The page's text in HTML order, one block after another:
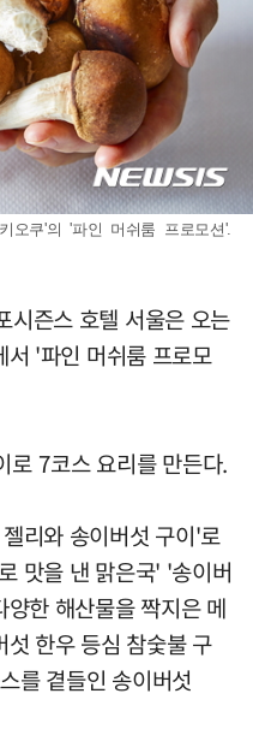
오쿠'의 '파인 머쉬룸 프로모션'.
즌스 호텔 서울은 오는
'파인 머쉬룸 프로모
로 7코스 요리를 만든다.
리와 송이버섯 구이'로
맛을 낸 맑은국' '송이버
한 해산물을 짝지은 메
한우 등심 참숯불 구
를 곁들인 송이버섯